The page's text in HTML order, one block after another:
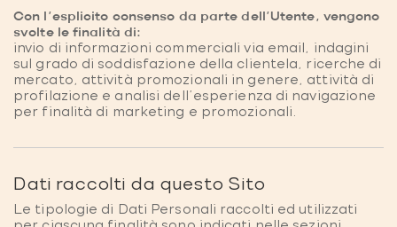
Con l’esplicito consenso da parte dell’Utente, vengono
svolte le finalità di:
invio di informazioni commerciali via email, indagini
sul grado di soddisfazione della clientela, ricerche di
mercato, attività promozionali in genere, attività di
profilazione e analisi dell’esperienza di navigazione
per finalità di marketing e promozionali.
Dati raccolti da questo Sito
Le tipologie di Dati Personali raccolti ed utilizzati